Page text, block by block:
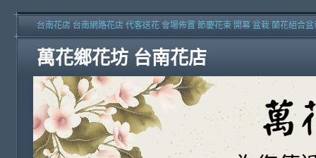
萬花鄉花坊 台南花店
台南花店 台南網路花店 代客送花 會場佈置 節慶花束 開幕 盆栽 蘭花組合